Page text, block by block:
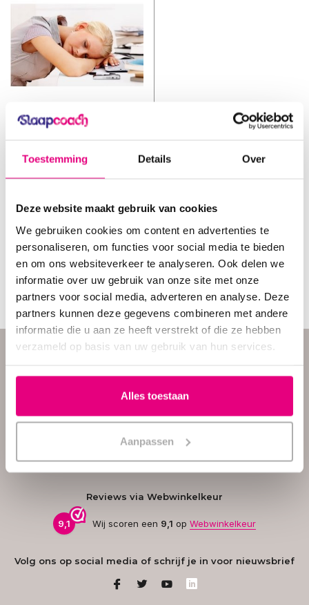
Toestemming Details Over
Deze website maakt gebruik van cookies
We gebruiken cookies om content en advertenties te
personaliseren, om functies voor social media te bieden
en om ons websiteverkeer te analyseren. Ook delen we
informatie over uw gebruik van onze site met onze
partners voor social media, adverteren en analyse. Deze
partners kunnen deze gegevens combineren met andere
informatie die u aan ze heeft verstrekt of die ze hebben
verzameld op basis van uw gebruik van hun services.
Alles toestaan
Aanpassen
Slaapcoach
Op voorraad
€0,00
Incl. btw
Hulp nodig? Vraag het
Onzeklantenservicestaat op
09:00 tot 17:00 uur. Heb je
vragen of hulp nodig bij het
kiezen van het juiste product?
Neem gerust contact met ons
Reviews via Webwinkelkeur
9,1 Wij scoren een 9,1 op Webwinkelkeur
Volg ons op social media of schrijf je in voor nieuwsbrief